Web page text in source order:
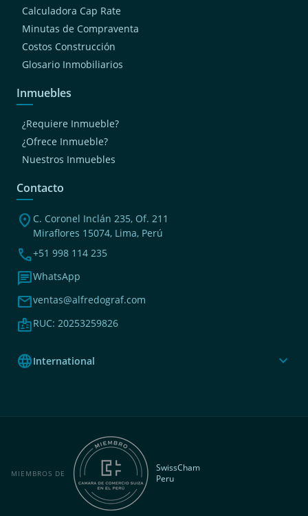
Calculadora Cap Rate
Minutas de Compraventa
Costos Construcción
Glosario Inmobiliarios
Inmuebles
¿Requiere Inmueble?
¿Ofrece Inmueble?
Nuestros Inmuebles
Contacto
location_on C. Coronel Inclán 235, Of. 211
Miraflores 15074, Lima, Perú
phone+51 998 114 235
chatWhatsApp
mailventas@alfredograf.com
badgeRUC: 20253259826
languageInternational expand_more
MIEMBROS DE
SwissCham
Peru